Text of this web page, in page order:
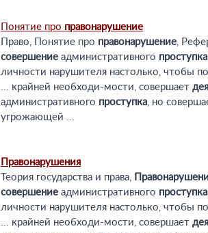
Понятие про правонарушение
Право, Понятие про правонарушение,
совершение административного проступка
личности нарушителя настолько, чтобы
... крайней необходи-мости, совершает
административного проступка, но
угрожающей ...
Правонарушения
Теория государства и права,
совершение административного проступка
личности нарушителя настолько, чтобы
... крайней необходи-мости, совершает